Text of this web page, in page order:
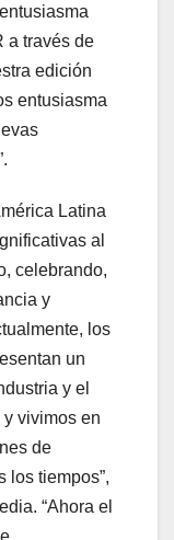
a través de
edición
entusiasma
Latina
al
celebrando,
y
los
un
y el
vivimos en
de
los tiempos”,
“Ahora el